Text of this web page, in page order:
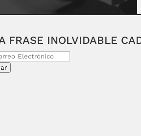
FRASE INOLVIDABLE